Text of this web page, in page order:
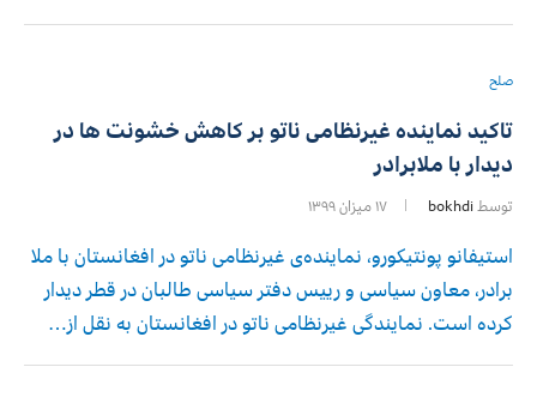
صلح
تاکید نماینده غیرنظامی ناتو بر کاهش خشونت ها در
دیدار با ملابرادر
توسط bokhdi ۱۷ میزان ۱۳۹۹
استیفانو پونتیکورو، نماینده‌ی غیرنظامی ناتو در افغانستان با ملا
برادر، معاون سیاسی و رییس دفتر سیاسی طالبان در قطر دیدار
کرده است. نمایندگی غیرنظامی ناتو در افغانستان به نقل از…